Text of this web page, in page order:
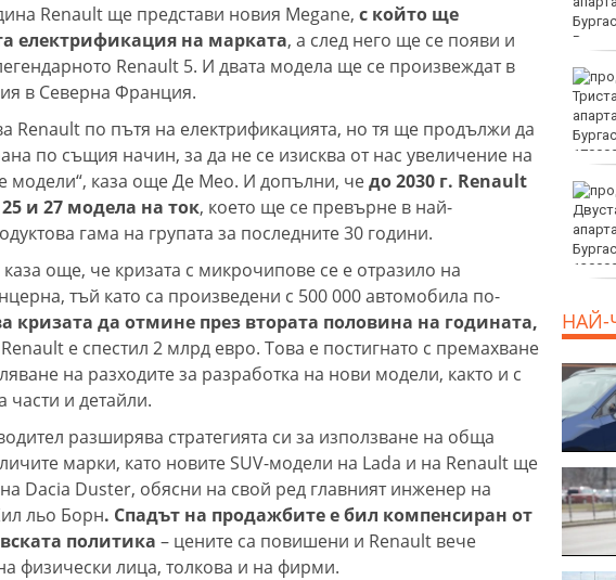
Renault ще представи новия Megane, с който ще
електрификация на марката, а след него ще се появи и
Renault 5. И двата модела ще се произвеждат в
в Северна Франция.
Renault по пътя на електрификацията, но тя ще продължи да
по същия начин, за да не се изисква от нас увеличение на
модели“, каза още Де Мео. И допълни, чедо 2030 г. Renault
и 27 модела на ток, което ще се превърне в най-
гама на групата за последните 30 години.
още, че кризата с микрочипове се е отразило на
тъй като са произведени с 500 000 автомобила по-
кризата да отмине през втората половина на годината,
е спестил 2 млрд евро. Това е постигнато с премахване
на разходите за разработка на нови модели, както и с
и детайли.
разширява стратегията си за използване на обща
марки, като новите SUV-модели на Lada и на Renault ще
Dacia Duster, обясни на свой ред главният инженер на
льо Борн. Спадът на продажбите е бил компенсиран от
политика – цените са повишени и Renault вече
физически лица, толкова и на фирми.
Това са последните дни,
евро по закон
Хванаха за ден 29
шофьори с алкохол или
наркотици
НАЙ-